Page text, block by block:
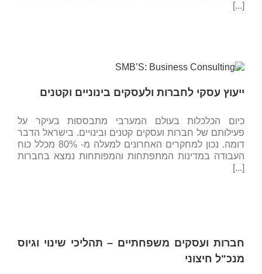
[...]
ייעוץ עסקי לחברות ולעסקים בינוניים וקטנים
כיום הכלכלות בעולם המערבי מתבססות בעיקר על
פעילותם של חברות ועסקים קטנים ובינויים. בישראל הדבר
דומה. נכון למחקרים האחרונים למעלה מ- 80% מכלל כוח
העבודה במדינות המתפתחות והמפותחות נמצא בחברות
[...]
חברות ועסקים משפחתיים – תהליכי שינוי וגיוס
מנכ"ל חיצוני